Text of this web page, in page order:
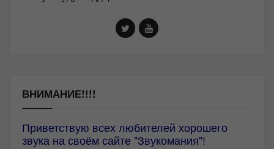
ВНИМАНИЕ!!!!
Приветствую всех любителей хорошего
звука на своём сайте "Звукомания"!